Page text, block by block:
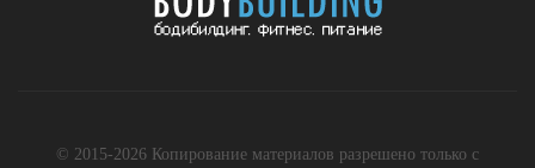
© 2015-2026 Копирование материалов разрешено только с